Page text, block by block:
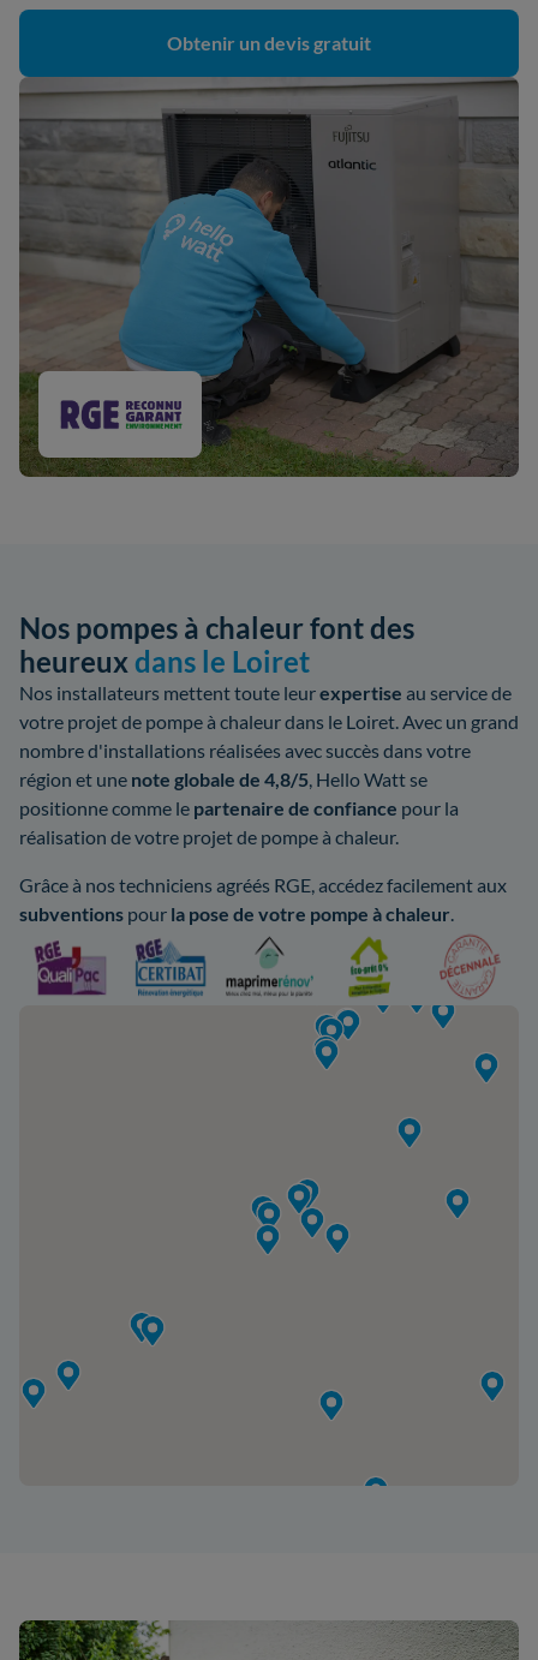
Obtenir un devis gratuit
Nos pompes à chaleur font des
heureux dans le Loiret
Nos installateurs mettent toute leurexpertise au service de
votre projet de pompe à chaleur dans le Loiret. Avec un grand
nombre d'installations réalisées avec succès dans votre
région et une note globale de 4,8/5, Hello Watt se
positionne comme le partenaire de confiance pour la
réalisation de votre projet de pompe à chaleur.
Grâce à nos techniciens agréés RGE, accédez facilement aux
subventions pour la pose de votre pompe à chaleur.